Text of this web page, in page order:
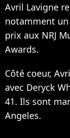
Avril Lavigne
notamment
prix aux NRJ
Awards.
Côté coeur,
avec Deryck
41. Ils sont
Angeles.